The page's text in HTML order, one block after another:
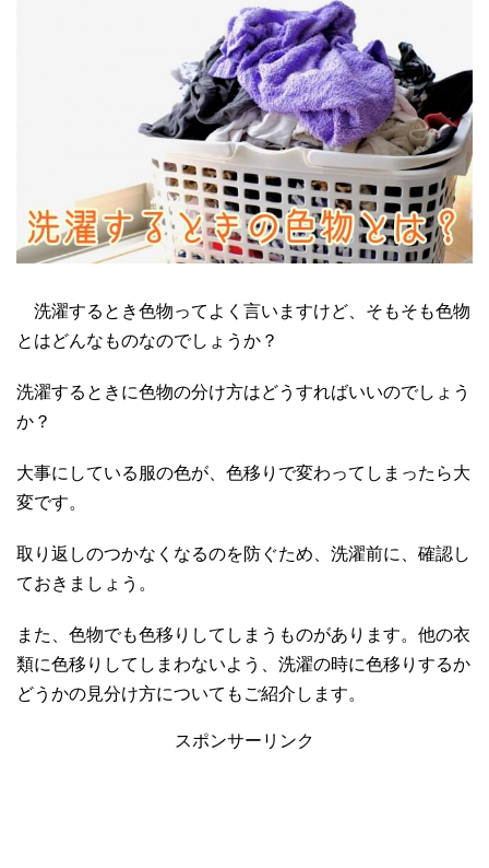
洗濯するとき色物ってよく言いますけど、そもそも色物
とはどんなものなのでしょうか？
洗濯するときに色物の分け方はどうすればいいのでしょう
か？
大事にしている服の色が、色移りで変わってしまったら大
変です。
取り返しのつかなくなるのを防ぐため、洗濯前に、確認し
ておきましょう。
また、色物でも色移りしてしまうものがあります。他の衣
類に色移りしてしまわないよう、洗濯の時に色移りするか
どうかの見分け方についてもご紹介します。
スポンサーリンク